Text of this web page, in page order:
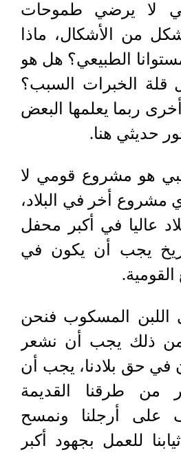
لا يرضي طموحات
من الأشكال، ماذا
الطبيعي؟ هل هو
قلة الخبرات السبب؟
ربما يعلمها البعض
حديثي هنا.
هو مشروع قومي لا
مشروع أخر في البلاد،
عاليا في أكبر محفل
يجب أن يكون في
اللبن المسكوب فنحن
ذلك يجب أن نشعر
في حق بلادنا، يجب أن
من طرقنا القديمة
على أرجلنا ونمسح
للعمل بجهود أكبر